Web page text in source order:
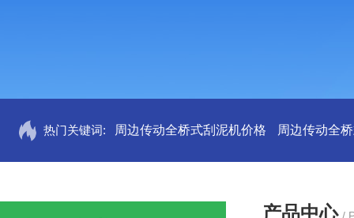
热门关键词: 周边传动全桥式刮泥机价格 周边传动全
产品中心